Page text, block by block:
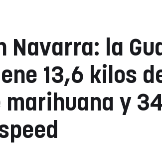
Navarra: la
13,6 kilos
marihuana y 34